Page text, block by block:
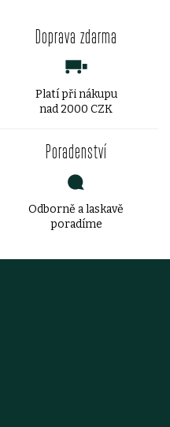
Doprava zdarma
Platí při nákupu
nad 2000 CZK
Poradenství
Odborně a laskavě
poradíme